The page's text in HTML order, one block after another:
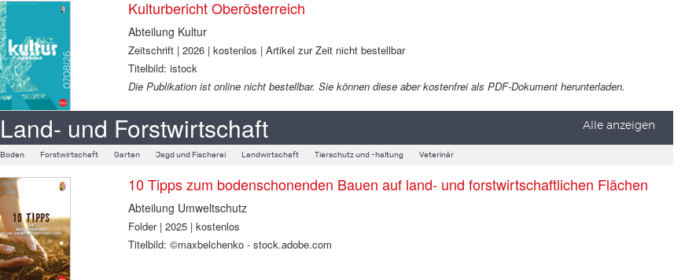
Kulturbericht Oberösterreich
Abteilung Kultur
Zeitschrift | 2026 | kostenlos | Artikel zur Zeit nicht bestellbar
Titelbild: istock
Die Publikation ist online nicht bestellbar. Sie können diese aber kostenfrei als PDF-Dokument herunterladen.
Land- und Forstwirtschaft Alle anzeigen
Boden Forstwirtschaft Garten Jagd und Fischerei Landwirtschaft Tierschutz und -haltung Veterinär
10 Tipps zum bodenschonenden Bauen auf land- und forstwirtschaftlichen Flächen
Abteilung Umweltschutz
Folder | 2025 | kostenlos
Titelbild: ©maxbelchenko - stock.adobe.com